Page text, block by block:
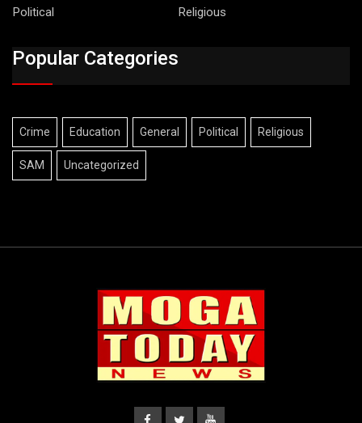
Political
Religious
Popular Categories
Crime Education General Political Religious
SAM Uncategorized